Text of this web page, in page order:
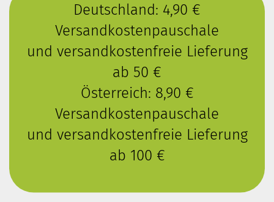
Deutschland: 4,90 €
Versandkostenpauschale
und versandkostenfreie Lieferung
ab 50 €
Österreich: 8,90 €
Versandkostenpauschale
und versandkostenfreie Lieferung
ab 100 €